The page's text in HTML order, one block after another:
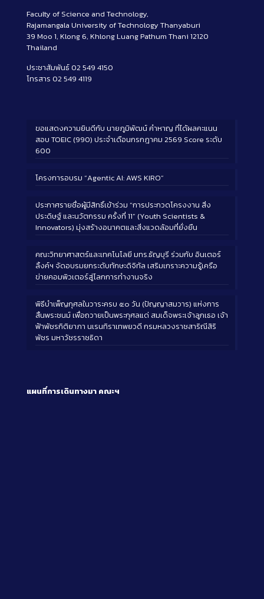
Faculty of Science and Technology,
Rajamangala University of Technology Thanyaburi
39 Moo 1, Klong 6, Khlong Luang Pathum Thani 12120
Thailand
ประชาสัมพันธ์ 02 549 4150
โทรสาร 02 549 4119
ขอแสดงความยินดีกับ นายภูมิพัฒน์ คำหาญ ที่ได้ผลคะแนน
สอบ TOEIC (990) ประจำเดือนกรกฎาคม 2569 Score ระดับ
600
โครงการอบรม “Agentic AI: AWS KIRO”
ประกาศรายชื่อผู้มีสิทธิ์เข้าร่วม “การประกวดโครงงาน สิ่ง
ประดิษฐ์ และนวัตกรรม ครั้งที่ 11” (Youth Scientists &
Innovators) มุ่งสร้างอนาคตและสิ่งแวดล้อมที่ยั่งยืน
คณะวิทยาศาสตร์และเทคโนโลยี มทร.ธัญบุรี ร่วมกับ อินเตอร์
ลิ้งค์ฯ จัดอบรมยกระดับทักษะดิจิทัล เสริมเกราะความรู้เครือ
ข่ายคอมพิวเตอร์สู่โลกการทำงานจริง
พิธีบำเพ็ญกุศลในวาระครบ ๕๐ วัน (ปัญญาสมวาร) แห่งการ
สิ้นพระชนม์ เพื่อถวายเป็นพระกุศลแด่ สมเด็จพระเจ้าลูกเธอ เจ้า
ฟ้าพัชรกิติยาภา นเรนทิราเทพยวดี กรมหลวงราชสาริณีสิริ
พัชร มหาวัชรราชธิดา
แผนที่การเดินทางมา คณะฯ